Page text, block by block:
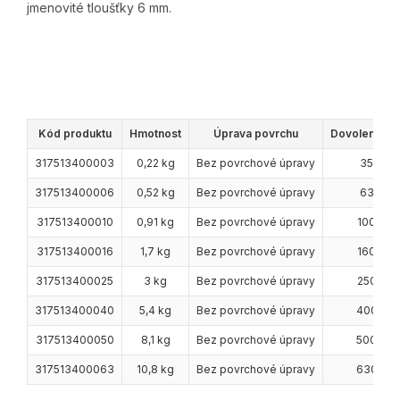
jmenovité tloušťky 6 mm.
Kód produktu Hmotnost Úprava povrchu Dovolené
317513400003 0,22 kg Bez povrchové úpravy 350 kg
317513400006 0,52 kg Bez povrchové úpravy 630 kg
317513400010 0,91 kg Bez povrchové úpravy 1000 kg
317513400016 1,7 kg Bez povrchové úpravy 1600 kg
317513400025 3 kg Bez povrchové úpravy 2500 kg
317513400040 5,4 kg Bez povrchové úpravy 4000 kg
317513400050 8,1 kg Bez povrchové úpravy 5000 kg
317513400063 10,8 kg Bez povrchové úpravy 6300 kg